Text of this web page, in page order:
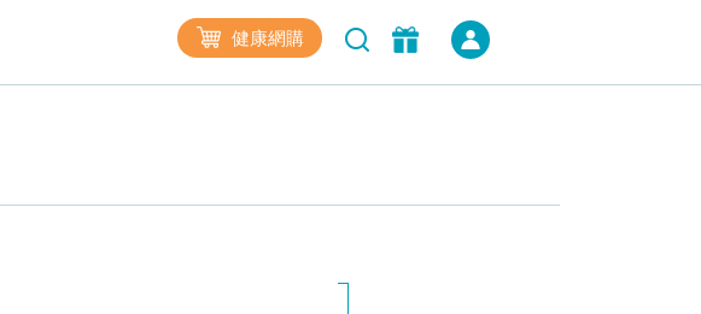
健康網購